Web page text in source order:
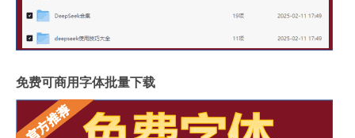
免费可商用字体批量下载